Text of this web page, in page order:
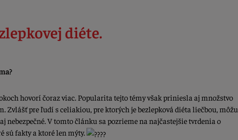
diéte.
hovorí čoraz viac. Popularita tejto témy však priniesla aj množstvo
Zvlášť pre ľudí s celiakiou, pre ktorých je bezlepková diéta liečbou, môžu
nebezpečné. V tomto článku sa pozrieme na najčastejšie tvrdenia o
sú fakty a ktoré len mýty.